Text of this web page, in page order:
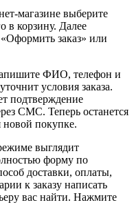
магазине выберите
в корзину. Далее
заказ» или
ФИО, телефон и
условия заказа.
подтверждение
СМС. Теперь останется
новой покупке.
выглядит
форму по
доставки, оплаты,
к заказу написать
вас найти. Нажмите